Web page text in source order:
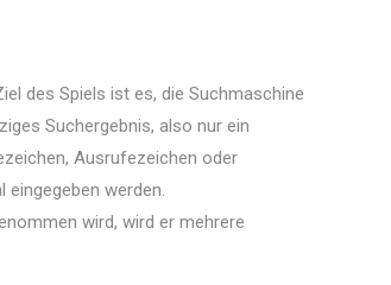
des Spiels ist es, die Suchmaschine
Suchergebnis, also nur ein
Ausrufezeichen oder
werden.
wird, wird er mehrere